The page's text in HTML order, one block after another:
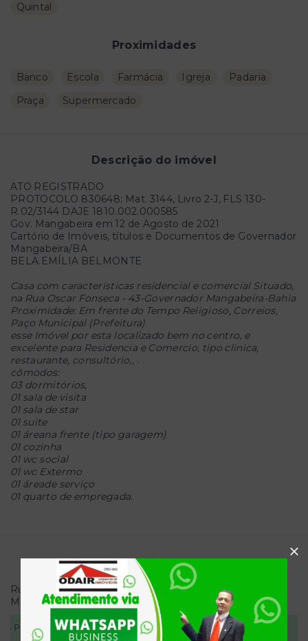
Quintal
Proximidades
Banco Escola Farmácia Igreja
Padaria
Praça
Supermercado
Descrição do imóvel
ATO REGISTRADO
PROTOCOLO 830648; Mat. 3144, Livro 2-J, FLS 130-
R.02/3144 DAJE 1810.002.000585
Gov. Mangabeira em 12 de Agosto de 2021
Cartório de Imóveis, títulos e Documentos de Governador
Mangabeira/BA
BELA.EMÍLIA BELMONTE
Casa com características residencial e comercial Situado,
na Rua Oscar Fonseca - 43-Governador Mangabeira-Bahia
Proximidade: Em frente do Tempo Religioso, Correios,
Paço Municipal (Prefeitura)
esse Imóvel por esta localizado bem no centro, e
excelente para Residencia e Comercio, tipo clinica,
restaurante, consultório,, .
cômodos:
03 dormitórios,
01 sala de visita
01 sala de star
01 suite
01 áreana frente (tipo garagem)
01 cozinha
01 wc social
01 wc Extermo
01 áreade serviço
01 quarto de empregada.
Localização
Rua Oscar da Fonseca - Centro - Governador
Mangabeira/BA- 44350-000